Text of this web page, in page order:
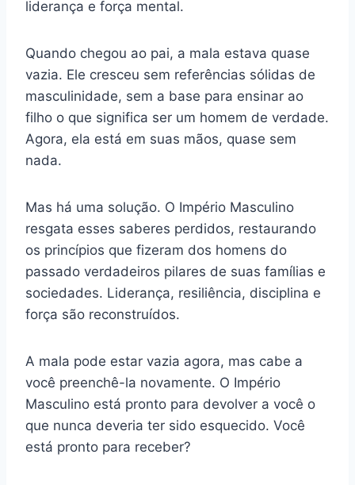
liderança e força mental.
Quando chegou ao pai, a mala estava quase
vazia. Ele cresceu sem referências sólidas de
masculinidade, sem a base para ensinar ao
filho o que significa ser um homem de verdade.
Agora, ela está em suas mãos, quase sem
nada.
Mas há uma solução. O Império Masculino
resgata esses saberes perdidos, restaurando
os princípios que fizeram dos homens do
passado verdadeiros pilares de suas famílias e
sociedades. Liderança, resiliência, disciplina e
força são reconstruídos.
A mala pode estar vazia agora, mas cabe a
você preenchê-la novamente. O Império
Masculino está pronto para devolver a você o
que nunca deveria ter sido esquecido. Você
está pronto para receber?